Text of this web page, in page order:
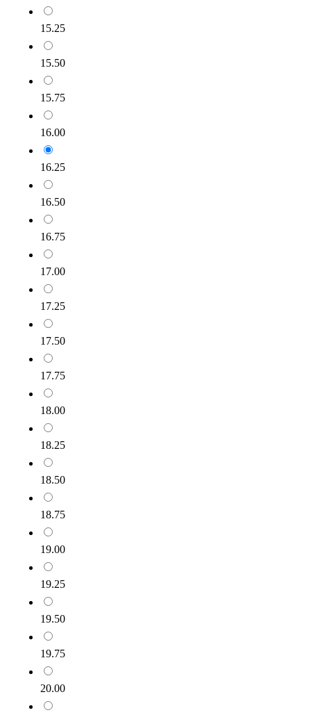
15.25
15.50
15.75
16.00
16.25
16.50
16.75
17.00
17.25
17.50
17.75
18.00
18.25
18.50
18.75
19.00
19.25
19.50
19.75
20.00